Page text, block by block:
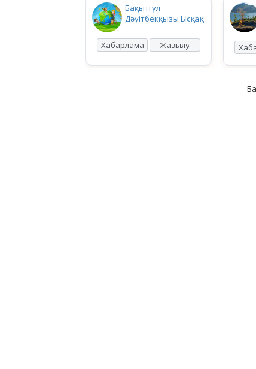
Бақытгүл
Дәуітбекқызы Ысқақ
Хабарлама Жазылу